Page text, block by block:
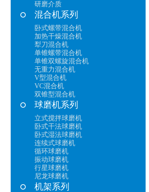
研磨介质
混合机系列
卧式螺带混合机
加热干燥混合机
犁刀混合机
单锥螺带混合机
单锥双螺旋混合机
无重力混合机
V型混合机
VC混合机
双锥型混合机
球磨机系列
立式搅拌球磨机
卧式干法球磨机
卧式湿法球磨机
连续式球磨机
循环球磨机
振动球磨机
行星球磨机
尼龙球磨机
机架系列